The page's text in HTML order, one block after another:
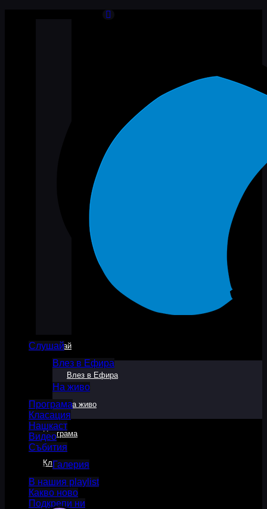
Слушай
Влез в Ефира
На живо
Програма
Класация
Нашкаст
Видео
Събития
Галерия
В нашия playlist
Какво ново
Подкрепи ни
Слушай
Влез в Ефира
На живо
Програма
Класация
Нашкаст